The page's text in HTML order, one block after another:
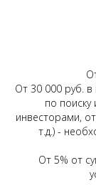
От 30 000 руб. в
по
инвесторами,
т.д.) -
От 5% от